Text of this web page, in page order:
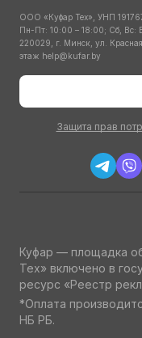
ООО «Куфар Тех», УНП
Пн-Пт: 10:00 – 18:00; Сб, Вс:
220029, г. Минск, ул.
этаж help@kufar.by
Защита прав
Куфар — площадка
Тех» включено в
ресурс «Реестр
*Оплата
НБ РБ.